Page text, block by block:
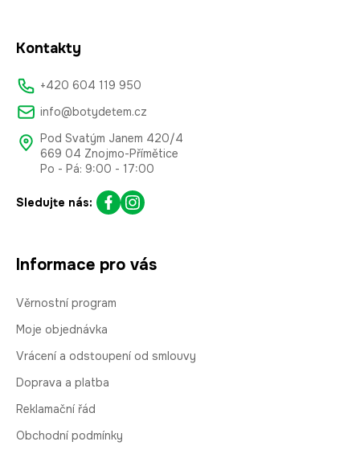
Kontakty
+420 604 119 950
info@botydetem.cz
Pod Svatým Janem 420/4
669 04 Znojmo-Přímětice
Po - Pá: 9:00 - 17:00
Sledujte nás:
Informace pro vás
Věrnostní program
Moje objednávka
Vrácení a odstoupení od smlouvy
Doprava a platba
Reklamační řád
Obchodní podmínky